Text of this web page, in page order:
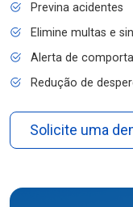
Previna acidentes
Elimine multas e
Alerta de
Redução de
Solicite uma